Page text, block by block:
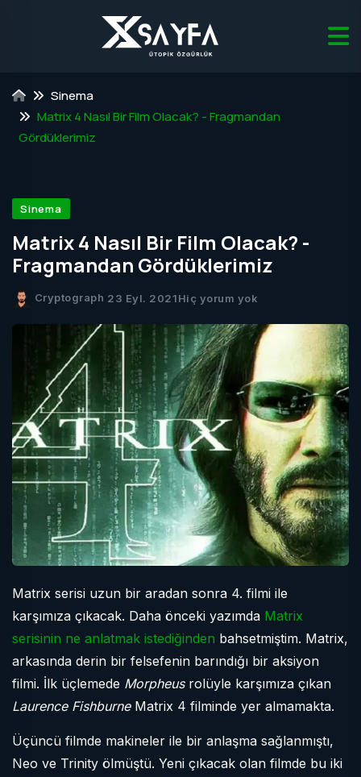
Sinema
Matrix 4 Nasıl Bir Film Olacak? - Fragmandan
Gördüklerimiz
Sinema
Matrix 4 Nasıl Bir Film Olacak? -
Fragmandan Gördüklerimiz
Cryptograph 23 Eyl. 2021Hiç yorum yok
Matrix serisi uzun bir aradan sonra 4. filmi ile
karşımıza çıkacak. Daha önceki yazımda Matrix
serisinin ne anlatmak istediğinden bahsetmiştim. Matrix,
arkasında derin bir felsefenin barındığı bir aksiyon
filmi. İlk üçlemede Morpheusrolüyle karşımıza çıkan
Laurence FishburneMatrix 4 filminde yer almamakta.
Üçüncü filmde makineler ile bir anlaşma sağlanmıştı,
Neo ve Trinity ölmüştü. Yeni çıkacak olan filmde bu iki